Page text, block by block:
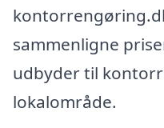
sammenligne
udbyder til
lokalområde.